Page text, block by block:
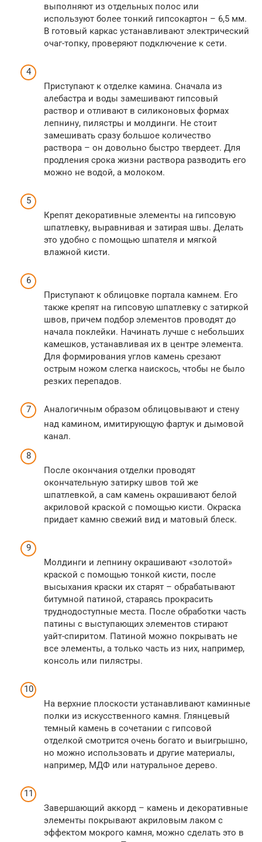
выполняют из отдельных полос или
используют более тонкий гипсокартон – 6,5 мм.
В готовый каркас устанавливают электрический
очаг-топку, проверяют подключение к сети.
Приступают к отделке камина. Сначала из
алебастра и воды замешивают гипсовый
раствор и отливают в силиконовых формах
лепнину, пилястры и молдинги. Не стоит
замешивать сразу большое количество
раствора – он довольно быстро твердеет. Для
продления срока жизни раствора разводить его
можно не водой, а молоком.
Крепят декоративные элементы на гипсовую
шпатлевку, выравнивая и затирая швы. Делать
это удобно с помощью шпателя и мягкой
влажной кисти.
Приступают к облицовке портала камнем. Его
также крепят на гипсовую шпатлевку с затиркой
швов, причем подбор элементов проводят до
начала поклейки. Начинать лучше с небольших
камешков, устанавливая их в центре элемента.
Для формирования углов камень срезают
острым ножом слегка наискось, чтобы не было
резких перепадов.
Аналогичным образом облицовывают и стену
над камином, имитирующую фартук и дымовой
канал.
После окончания отделки проводят
окончательную затирку швов той же
шпатлевкой, а сам камень окрашивают белой
акриловой краской с помощью кисти. Окраска
придает камню свежий вид и матовый блеск.
Молдинги и лепнину окрашивают «золотой»
краской с помощью тонкой кисти, после
высыхания краски их старят – обрабатывают
битумной патиной, стараясь прокрасить
труднодоступные места. После обработки часть
патины с выступающих элементов стирают
уайт-спиритом. Патиной можно покрывать не
все элементы, а только часть из них, например,
консоль или пилястры.
На верхние плоскости устанавливают каминные
полки из искусственного камня. Глянцевый
темный камень в сочетании с гипсовой
отделкой смотрится очень богато и выигрышно,
но можно использовать и другие материалы,
например, МДФ или натуральное дерево.
Завершающий аккорд – камень и декоративные
элементы покрывают акриловым лаком с
эффектом мокрого камня, можно сделать это в